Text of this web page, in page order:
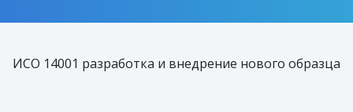
ИСО 14001 разработка и внедрение нового образца